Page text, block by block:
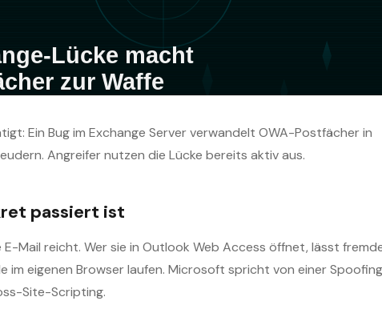
Ein Bug im Exchange Server verwandelt OWA-Postfächer in
Angreifer nutzen die Lücke bereits aktiv aus.
passiert ist
Mail reicht. Wer sie in Outlook Web Access öffnet, lässt
im eigenen Browser laufen. Microsoft spricht von einer
Site-Scripting.